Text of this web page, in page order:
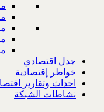
جدل اقتصادي
خواطر إقتصادية
احداث وتقارير
نشاطات الشبكة